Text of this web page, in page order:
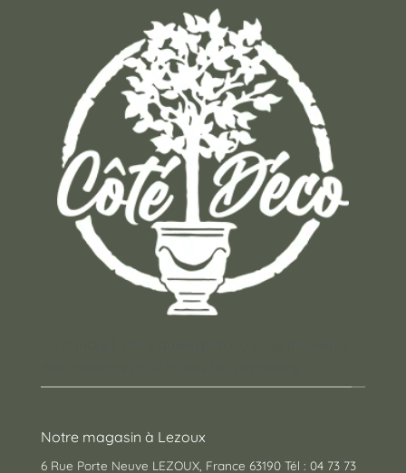
Notre magasin à Lezoux
6 Rue Porte Neuve LEZOUX, France 63190 Tél : 04 73 73